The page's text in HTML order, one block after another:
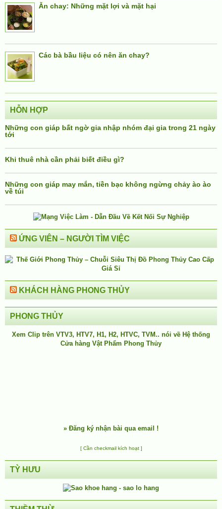
Ăn chay: Những mặt lợi và mặt hại
Các bà bầu liệu có nên ăn chay?
HỖN HỢP
Những con giáp bất ngờ gia nhập nhóm đại gia trong 21 ngày
tới
Khi thuê nhà cần phải biết điều gì?
Những con giáp may mắn, tiền bạc không ngừng chảy ào ào
về túi
ỨNG VIÊN – NGƯỜI TÌM VIỆC
KHÁCH HÀNG PHONG THỦY
PHONG THỦY
Xem Clip trên VTV3, HTV7, H1, H2, HTVC, TVM.. nói về Hệ thống
Cửa hàng Vật Phẩm Phong Thủy
» Đăng ký nhận bài qua email !
[ Cần checkmail kích hoạt ]
TỲ HƯU